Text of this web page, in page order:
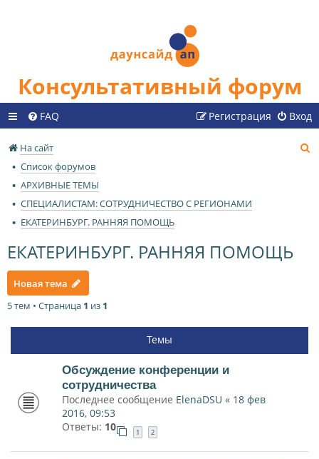
Консультативный форум
FAQ Вход
Регистрация
На сайт
Список форумов
АРХИВНЫЕ ТЕМЫ
СПЕЦИАЛИСТАМ: СОТРУДНИЧЕСТВО С РЕГИОНАМИ
ЕКАТЕРИНБУРГ. РАННЯЯ ПОМОЩЬ
ЕКАТЕРИНБУРГ. РАННЯЯ ПОМОЩЬ
Новая тема
5 тем • Страница 1 из 1
Темы
Обсуждение конференции и
сотрудничества
Последнее сообщение ElenaDSU « 18 фев
2016, 09:53
Ответы: 10 1 2